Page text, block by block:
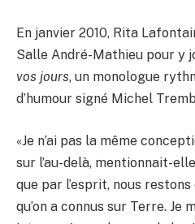
En janvier 2010, Rita
Salle André-Mathieu pour y
vos jours, un monologue
d’humour signé Michel
«Je n’ai pas la même
sur l’au-delà, mentionnait-
que par l’esprit, nous
qu’on a connus sur Terre. Je